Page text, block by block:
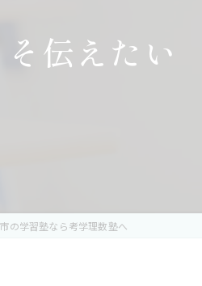
伝えたい
の学習塾なら考学理数塾へ